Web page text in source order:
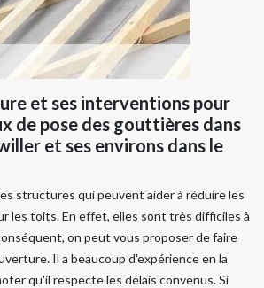
et ses interventions pour
de pose des gouttières dans
et ses environs dans le
structures qui peuvent aider à réduire les
les toits. En effet, elles sont très difficiles à
on peut vous proposer de faire
Il a beaucoup d'expérience en la
qu'il respecte les délais convenus. Si